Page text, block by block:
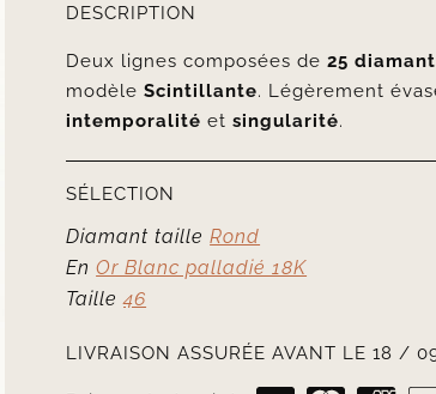
DESCRIPTION
Deux lignes composées de25
modèleScintillante. Légèrement
intemporalité etsingularité.
SÉLECTION
Diamant tailleRond
EnOr Blanc palladié 18K
Taille46
LIVRAISON ASSURÉE AVANT LE 18 /